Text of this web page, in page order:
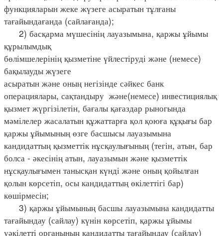
функцияларын жеке жүзеге асыратын тұлғаны
тағайындағанда (сайлағанда);
2) басқарма мүшесінің лауазымына, қаржы ұйымы
құрылымдық
бөлімшелерінің қызметіне үйлестіруді және (немесе)
бақылауды жүзеге
асыратын және оның негізінде сәйкес банк
операциялары, сақтандыру және(немесе) инвестициялық
қызмет жүргізілетін, бағалы қағаздар рыногында
мәмілелер жасалатын құжаттарға қол қоюға құқығы бар
қаржы ұйымының өзге басшысы лауазымына
кандидаттың қызметтік нұсқаулығының (тегін, атын, бар
болса - әкесінің атын, лауазымын және қызметтік
нұсқаулығымен танысқан күнді және оның қойылған
қолын көрсетіп, осы кандидаттың өкілеттігі бар)
көшірмесін;
3) қаржы ұйымының басшы лауазымына кандидатты
тағайындау (сайлау) күнін көрсетіп, қаржы ұйымы
уәкілетті органының кандидатты тағайындау (сайлау)